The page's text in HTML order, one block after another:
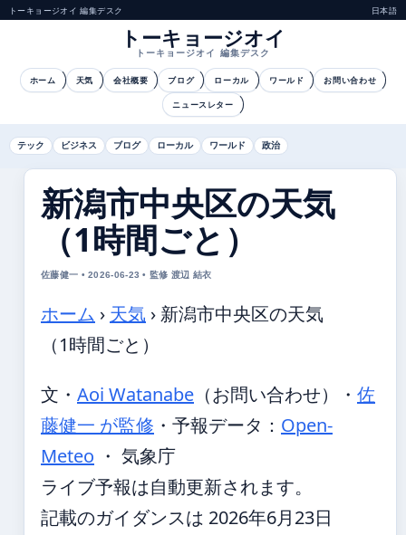
トーキョージオイ 編集デスク 日本語
トーキョージオイ
トーキョージオイ 編集デスク
ホーム 天気 会社概要 ブログ ローカル ワールド お問い合わせ
ニュースレター
テック ビジネス ブログ ローカル ワールド 政治
新潟市中央区の天気
（1時間ごと）
佐藤健一 • 2026-06-23 • 監修 渡辺 結衣
ホーム › 天気 › 新潟市中央区の天気
（1時間ごと）
文・ Aoi Watanabe （お問い合わせ） ・ 佐
藤健一 が監修 ・ 予報データ： Open-
Meteo ・ 気象庁
ライブ予報は自動更新されます。
記載のガイダンスは 2026年6月23日